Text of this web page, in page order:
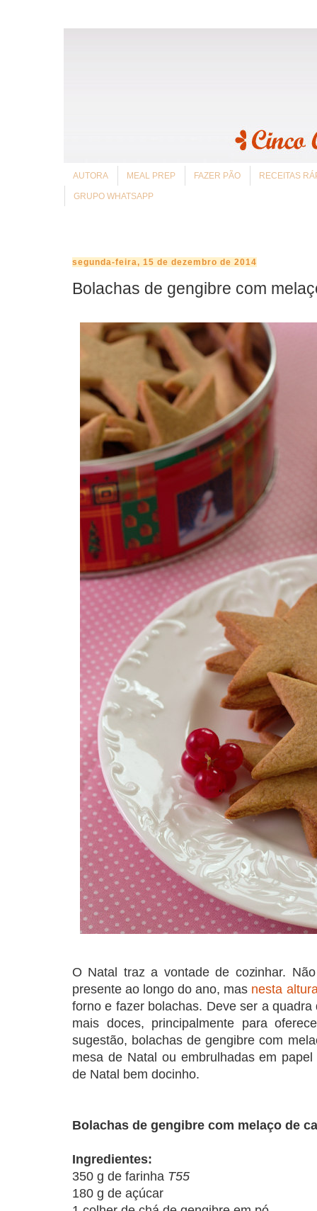
AUTORA MEAL PREP FAZER PÃO RECEITAS
GRUPO WHATSAPP
segunda-feira, 15 de dezembro de 2014
Bolachas de gengibre com
O Natal traz a vontade de cozinhar.
presente ao longo do ano, mas nesta
forno e fazer bolachas. Deve ser a
mais doces, principalmente para
sugestão, bolachas de gengibre com
mesa de Natal ou embrulhadas em
de Natal bem docinho.
Bolachas de gengibre com melaço de
Ingredientes:
350 g de farinha T55
180 g de açúcar
COMPRAR LIVRO COMPRAR LIVRO